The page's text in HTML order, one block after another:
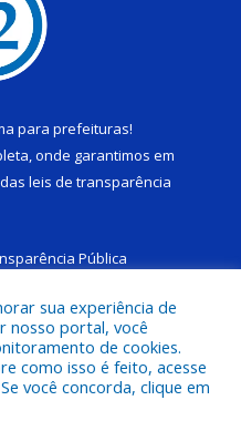
para prefeituras!
onde garantimos em
leis de transparência
Pública
Municipal de Ponta de
sua experiência de
nosso portal, você
de cookies.
como isso é feito, acesse
você concorda, clique em